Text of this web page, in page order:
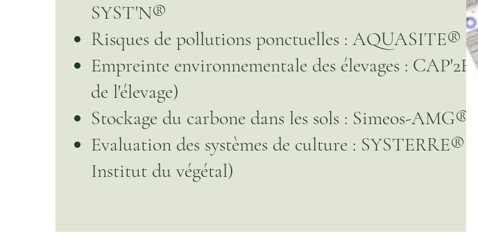
SYST'N®
Risques de pollutions ponctuelles : AQUASITE®
Empreinte environnementale des élevages :
de l'élevage)
Stockage du carbone dans les sols : Simeos-AMG®
Evaluation des systèmes de culture : SYSTERRE®
Institut du végétal)